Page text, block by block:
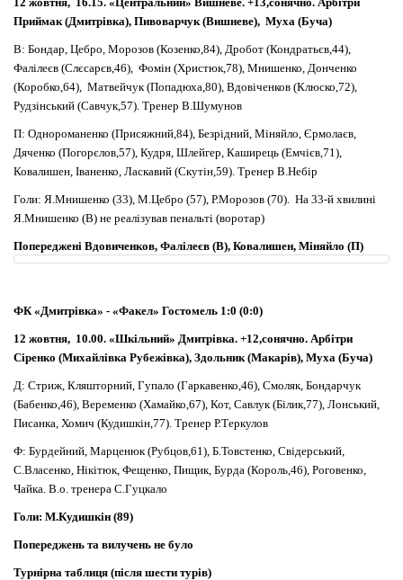
Приймак (Дмитрівка), Пивоварчук (Вишневе), Муха (Буча)
В: Бондар, Цебро, Морозов (Козенко,84), Дробот (Кондратьєв,44),
Фалілеєв (Слєсарєв,46), Фомін (Христюк,78), Мнишенко, Донченко
(Коробко,64), Матвейчук (Попадюха,80), Вдовіченков (Клюско,72),
Рудзінський (Савчук,57). Тренер В.Шумунов
П: Однороманенко (Присяжний,84), Безрідний, Міняйло, Єрмолаєв,
Дяченко (Погорєлов,57), Кудря, Шлейгер, Каширець (Емчієв,71),
Ковалишен, Іваненко, Ласкавий (Скутін,59). Тренер В.Небір
Голи: Я.Мнишенко (33), М.Цебро (57), Р.Морозов (70). На 33-й хвилині
Я.Мнишенко (В) не реалізував пенальті (воротар)
Попереджені Вдовиченков, Фалілеєв (В), Ковалишен, Міняйло (П)
ФК «Дмитрівка» - «Факел» Гостомель 1:0 (0:0)
12 жовтня, 10.00. «Шкільний» Дмитрівка. +12,сонячно. Арбітри
Сіренко (Михайлівка Рубежівка), Здольник (Макарів), Муха (Буча)
Д: Стриж, Кляшторний, Гупало (Гаркавенко,46), Смоляк, Бондарчук
(Бабенко,46), Веременко (Хамайко,67), Кот, Савлук (Білик,77), Лонський,
Писанка, Хомич (Кудишкін,77). Тренер Р.Теркулов
Ф: Бурдейний, Марценюк (Рубцов,61), Б.Товстенко, Свідерський,
С.Власенко, Нікітюк, Фещенко, Пищик, Бурда (Король,46), Роговенко,
Чайка. В.о. тренера С.Гуцкало
Голи: М.Кудишкін (89)
Попереджень та вилучень не було
Турнірна таблиця (після шести турів)